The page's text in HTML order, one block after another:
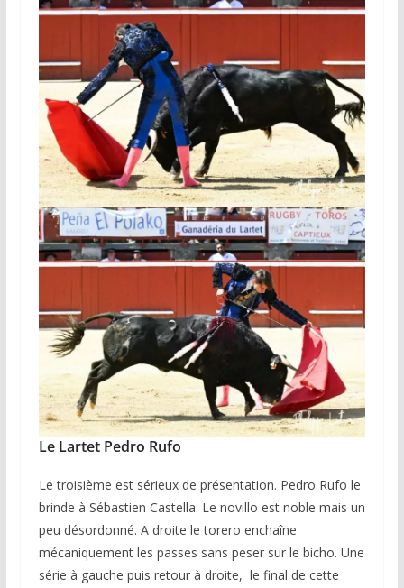
Le Lartet Pedro Rufo
Le troisième est sérieux de présentation. Pedro Rufo le
brinde à Sébastien Castella. Le novillo est noble mais un
peu désordonné. A droite le torero enchaîne
mécaniquement les passes sans peser sur le bicho. Une
série à gauche puis retour à droite, le final de cette